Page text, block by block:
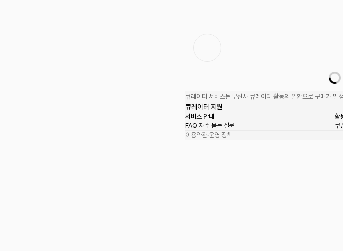
큐레이터 서비스는 무신사 큐레이터 활동의 일환으로 구매가 발
큐레이터 지원
서비스 안내
활
FAQ 자주 묻는 질문
쿠
이용약관·운영 정책